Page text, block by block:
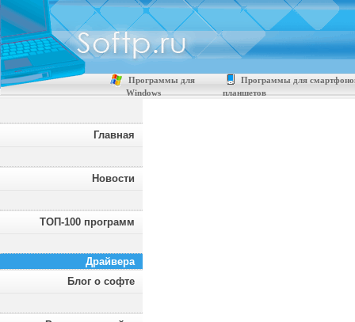
Программы для
Windows
Программы для
планшетов
Главная
Новости
ТОП-100 программ
Драйвера
Блог о софте